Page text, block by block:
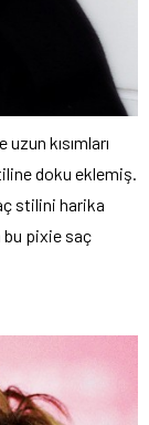
kısımları
doku eklemiş.
stilini harika
bu pixie saç